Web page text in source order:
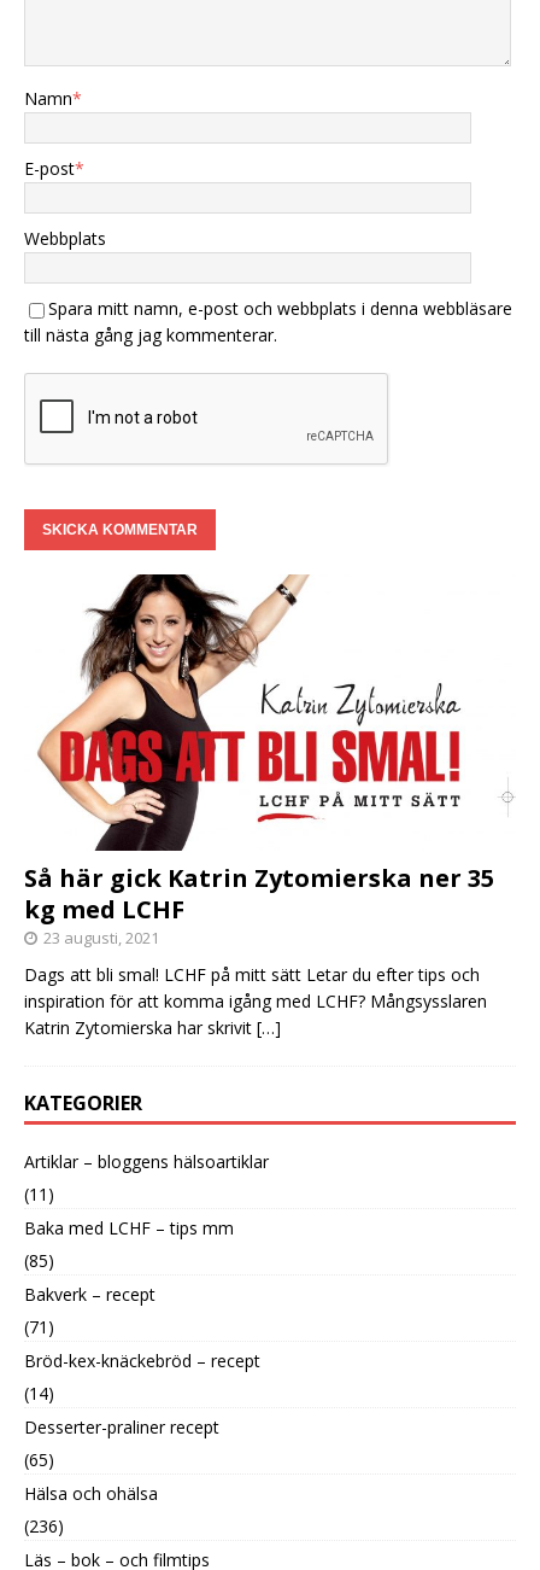
Namn*
E-post*
Webbplats
Spara mitt namn, e-post och webbplats i denna webbläsare
till nästa gång jag kommenterar.
Så här gick Katrin Zytomierska ner 35
kg med LCHF
23 augusti, 2021
Dags att bli smal! LCHF på mitt sätt Letar du efter tips och
inspiration för att komma igång med LCHF? Mångsysslaren
Katrin Zytomierska har skrivit […]
KATEGORIER
Artiklar – bloggens hälsoartiklar
(11)
Baka med LCHF – tips mm
(85)
Bakverk – recept
(71)
Bröd-kex-knäckebröd – recept
(14)
Desserter-praliner recept
(65)
Hälsa och ohälsa
(236)
Läs – bok – och filmtips